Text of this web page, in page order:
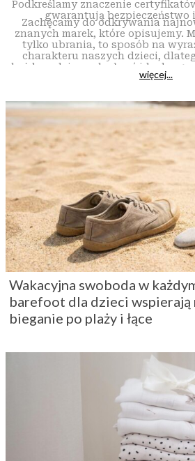
Podkreślamy znaczenie
gwarantują bezpieczeństwo
Zachęcamy do odkrywania
znanych marek, które opisujemy.
tylko ubrania, to sposób na
charakteru naszych dzieci,
każdy rodzic znalazł coś idealnego
więcej...
Wakacyjna swoboda w
barefoot dla dzieci wspierają
bieganie po plaży i łące